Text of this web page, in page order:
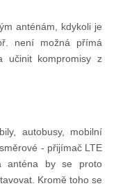
anténám, kdykoli je
není možná přímá
učinit kompromisy z
autobusy, mobilní
- přijímač LTE
anténa by se proto
Kromě toho se